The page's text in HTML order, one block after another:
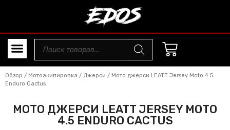
Обзор / Мотоэкипировка / Джерси / Мото джерси LEATT Jersey Moto 4.5
Enduro Cactus
МОТО ДЖЕРСИ LEATT JERSEY MOTO
4.5 ENDURO CACTUS